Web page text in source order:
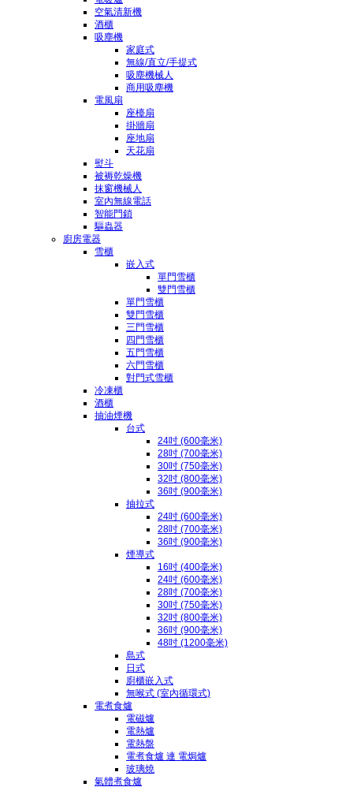
空氣清新機
酒櫃
吸塵機
家庭式
無線/直立/手提式
吸塵機械人
商用吸塵機
電風扇
座檯扇
掛牆扇
座地扇
天花扇
熨斗
被褥乾燥機
抹窗機械人
室內無線電話
智能門鎖
驅蟲器
廚房電器
雪櫃
嵌入式
單門雪櫃
雙門雪櫃
單門雪櫃
雙門雪櫃
三門雪櫃
四門雪櫃
五門雪櫃
六門雪櫃
對門式雪櫃
冷凍櫃
酒櫃
抽油煙機
台式
24吋 (600毫米)
28吋 (700毫米)
30吋 (750毫米)
32吋 (800毫米)
36吋 (900毫米)
抽拉式
24吋 (600毫米)
28吋 (700毫米)
36吋 (900毫米)
煙導式
16吋 (400毫米)
24吋 (600毫米)
28吋 (700毫米)
30吋 (750毫米)
32吋 (800毫米)
36吋 (900毫米)
48吋 (1200毫米)
島式
日式
廚櫃嵌入式
無喉式 (室內循環式)
電煮食爐
電磁爐
電熱爐
電熱盤
電煮食爐 連 電焗爐
玻璃燒
氣體煮食爐